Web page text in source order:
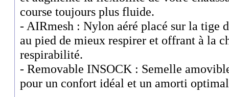
course toujours plus fluide.
- AIRmesh : Nylon aéré placé sur la tige
au pied de mieux respirer et offrant à la
respirabilité.
- Removable INSOCK : Semelle
pour un confort idéal et un amorti